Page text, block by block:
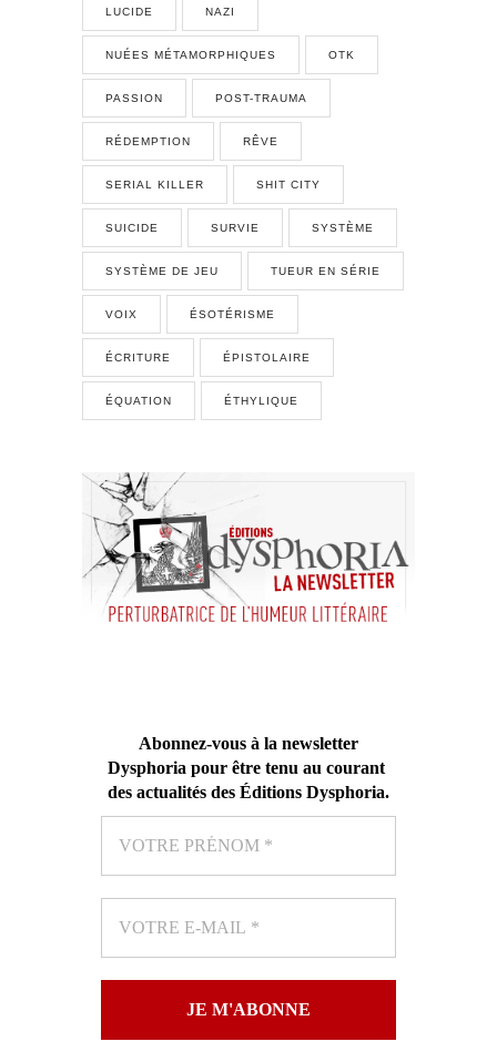
LUCIDE NAZI
NUÉES MÉTAMORPHIQUES OTK
PASSION POST-TRAUMA
RÉDEMPTION RÊVE
SERIAL KILLER SHIT CITY
SUICIDE SURVIE SYSTÈME
SYSTÈME DE JEU TUEUR EN SÉRIE
VOIX ÉSOTÉRISME
ÉCRITURE ÉPISTOLAIRE
ÉQUATION ÉTHYLIQUE
Abonnez-vous à la newsletter
Dysphoria pour être tenu au courant
des actualités des Éditions Dysphoria.